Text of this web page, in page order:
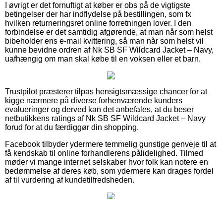
I øvrigt er det fornuftigt at køber er obs på de vigtigste
betingelser der har indflydelse på bestillingen, som fx
hvilken returneringsret online forretningen lover. I den
forbindelse er det samtidig afgørende, at man når som helst
bibeholder ens e-mail kvittering, så man når som helst vil
kunne bevidne ordren af Nk SB SF Wildcard Jacket – Navy,
uafhængig om man skal købe til en voksen eller et barn.
Trustpilot præsterer tilpas hensigtsmæssige chancer for at
kigge nærmere på diverse forhenværende kunders
evalueringer og derved kan det anbefales, at du beser
netbutikkens ratings af Nk SB SF Wildcard Jacket – Navy
forud for at du færdiggør din shopping.
Facebook tilbyder ydermere temmelig gunstige genveje til at
få kendskab til online forhandlerens pålidelighed. Tilmed
møder vi mange internet selskaber hvor folk kan notere en
bedømmelse af deres køb, som ydermere kan drages fordel
af til vurdering af kundetilfredsheden.